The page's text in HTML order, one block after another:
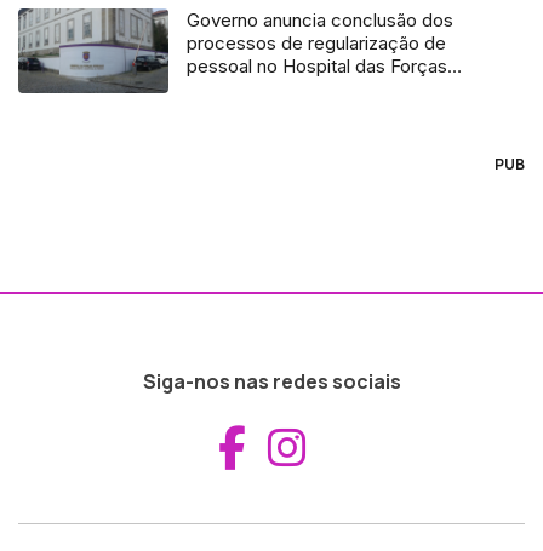
Governo anuncia conclusão dos
processos de regularização de
pessoal no Hospital das Forças
PUB
Siga-nos nas redes sociais
Aceder ao